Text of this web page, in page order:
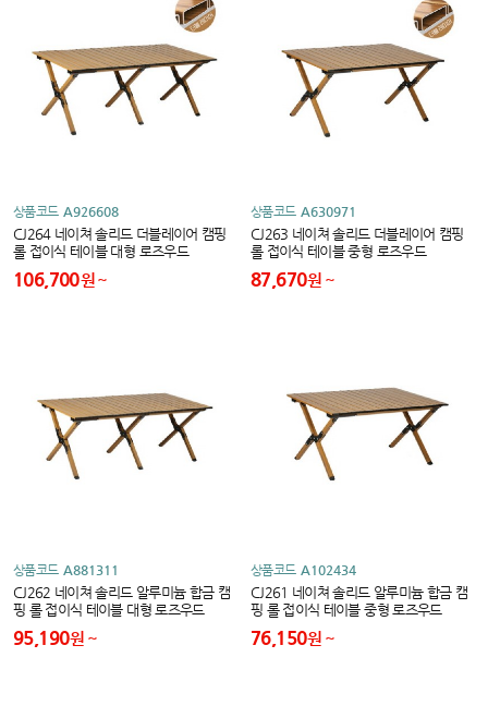
상품코드 A926608
CJ264 네이쳐 솔리드 더블레이어 캠핑
롤 접이식 테이블 대형 로즈우드
106,700원
상품코드 A630971
CJ263 네이쳐 솔리드 더블레이어 캠핑
롤 접이식 테이블 중형 로즈우드
87,670원
상품코드 A881311
CJ262 네이쳐 솔리드 알루미늄 합금 캠
핑 롤 접이식 테이블 대형 로즈우드
95,190원
상품코드 A102434
CJ261 네이쳐 솔리드 알루미늄 합금 캠
핑 롤 접이식 테이블 중형 로즈우드
76,150원